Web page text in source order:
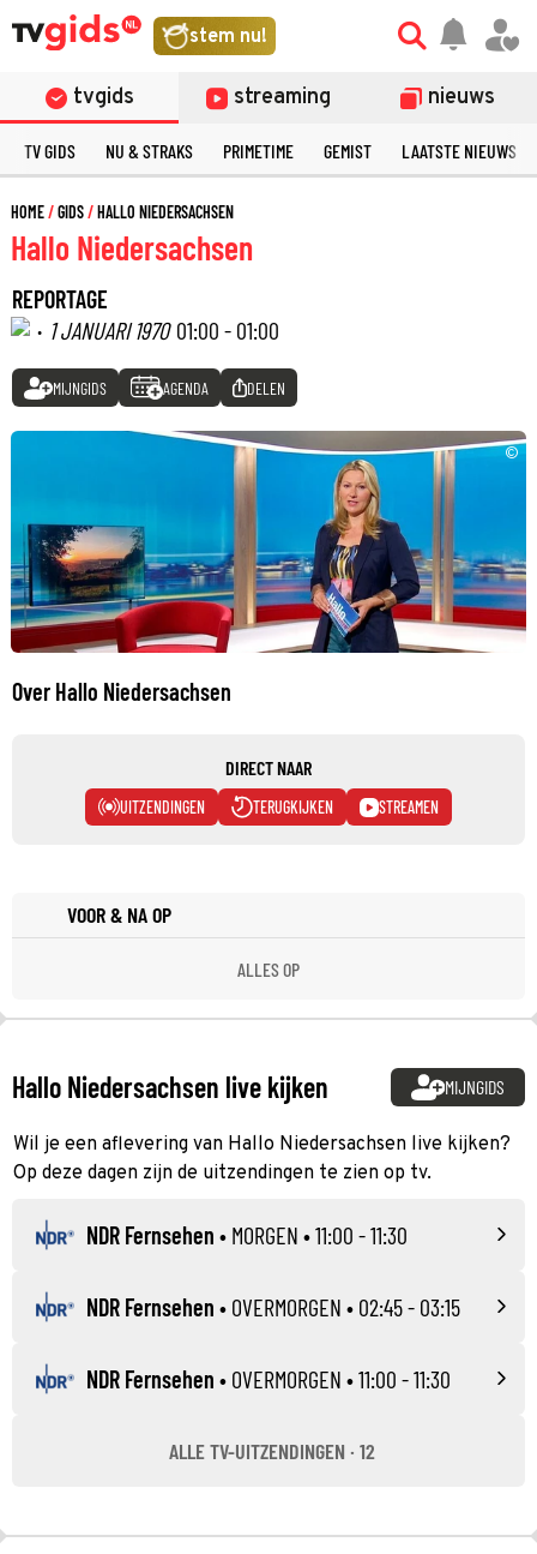
stem nu!
tvgids streaming nieuws
TV GIDS NU & STRAKS PRIMETIME GEMIST LAATSTE NIEUWS
HOME GIDS HALLO NIEDERSACHSEN
Hallo Niedersachsen
REPORTAGE
· 1 JANUARI 1970 01:00 - 01:00
MIJNGIDS AGENDA DELEN
©
Over Hallo Niedersachsen
DIRECT NAAR
UITZENDINGEN TERUGKIJKEN STREAMEN
VOOR & NA OP
ALLES OP
Hallo Niedersachsen live kijken MIJNGIDS
Wil je een aflevering van Hallo Niedersachsen live kijken?
Op deze dagen zijn de uitzendingen te zien op tv.
NDR Fernsehen • MORGEN • 11:00 - 11:30
NDR Fernsehen • OVERMORGEN • 02:45 - 03:15
NDR Fernsehen • OVERMORGEN • 11:00 - 11:30
ALLE TV-UITZENDINGEN · 12